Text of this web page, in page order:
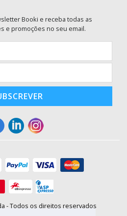
Booki e receba todas as
e promoções no seu email.
- Todos os direitos reservados